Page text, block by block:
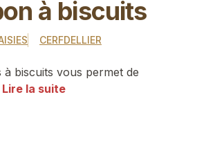
à biscuits
CERFDELLIER
à biscuits vous permet de
Lire la suite